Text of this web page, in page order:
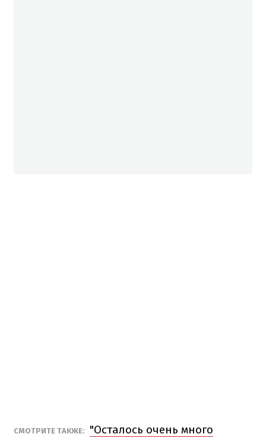
СМОТРИТЕ ТАКЖЕ:
"Осталось очень много